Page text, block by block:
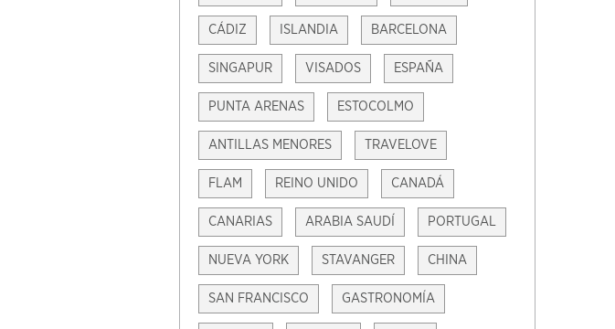
CÁDIZ ISLANDIA BARCELONA
SINGAPUR VISADOS ESPAÑA
PUNTA ARENAS ESTOCOLMO
ANTILLAS MENORES TRAVELOVE
FLAM REINO UNIDO CANADÁ
CANARIAS ARABIA SAUDÍ PORTUGAL
NUEVA YORK STAVANGER CHINA
SAN FRANCISCO GASTRONOMÍA